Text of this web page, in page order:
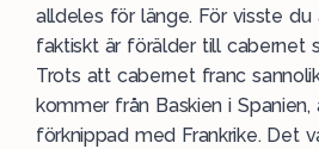
alldeles för länge. För visste
faktiskt är förälder till cabernet
Trots att cabernet franc
kommer från Baskien iSpanien,
förknippad med Frankrike. Det